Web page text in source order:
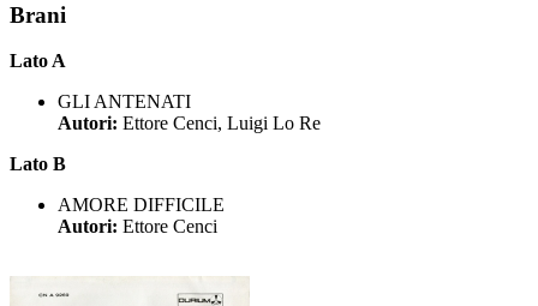
Brani
Lato A
GLI ANTENATI
Autori: Ettore Cenci, Luigi Lo Re
Lato B
AMORE DIFFICILE
Autori: Ettore Cenci